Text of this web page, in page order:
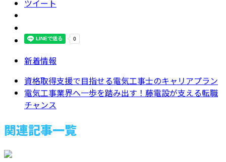
ツイート
新着情報
資格取得支援で目指せる電気工事士のキャリアプラン
電気工事業界へ一歩を踏み出す！藤電設が支える転職
チャンス
関連記事一覧